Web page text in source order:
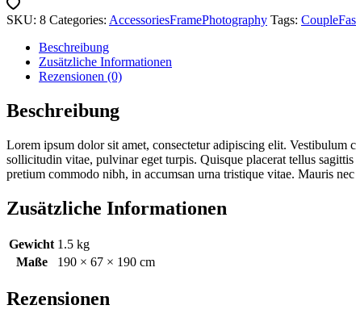
SKU: 8 Categories: AccessoriesFramePhotography Tags: Couple
Beschreibung
Zusätzliche Informationen
Rezensionen (0)
Beschreibung
Lorem ipsum dolor sit amet, consectetur adipiscing elit. Vestibulum
sollicitudin vitae, pulvinar eget turpis. Quisque placerat tellus
pretium commodo nibh, in accumsan urna tristique vitae. Mauris
Zusätzliche Informationen
Gewicht 1.5 kg
Maße
190 × 67 × 190 cm
Rezensionen